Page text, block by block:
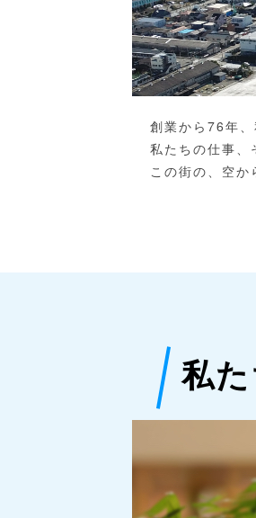
創業から76年
私たちの仕事、
この街の、空か
私